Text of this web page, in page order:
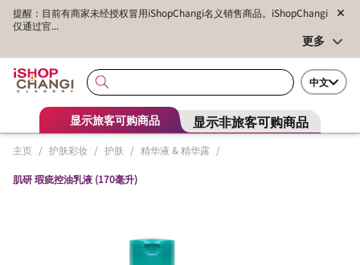
提醒：目前有商家未经授权冒用iShopChangi名义销售商品。iShopChangi
仅通过官...
更多
中文
显示旅客可购商品 显示非旅客可购商品
主页 / 护肤彩妆 / 护肤 / 精华液 & 精华露 /
肌研 瑕疵控油乳液 (170毫升)